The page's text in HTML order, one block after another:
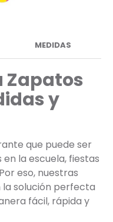
MEDIDAS
Zapatos
y
que puede ser
la escuela, fiestas
eso, nuestras
la solución perfecta
fácil, rápida y